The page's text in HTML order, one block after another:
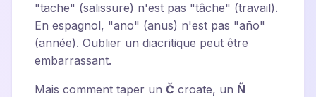
"tache" (salissure) n'est pas "tâche" (travail).
En espagnol, "ano" (anus) n'est pas "año"
(année). Oublier un diacritique peut être
embarrassant.
Mais comment taper un Č croate, un Ñ